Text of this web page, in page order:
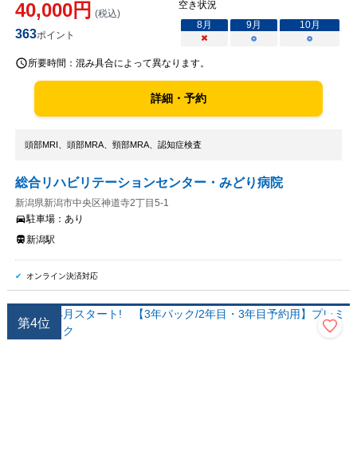
40,000円 (税込)
363ポイント
空き状況
8月 9月 10月
×
○ ○
所要時間： 混み具合によって異なります。
詳細・予約
頭部MRI、頭部MRA、頸部MRA、認知症検査
総合リハビリテーションセンター・みどり病院
新潟県新潟市中央区神道寺2丁目5-1
駐車場： あり
新潟駅
オンライン決済対応
第4位